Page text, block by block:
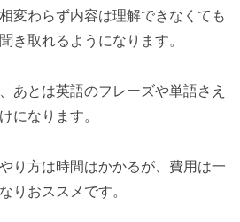
変わらず内容は理解できなくても
き取れるようになります。
あとは英語のフレーズや単語さえ
になります。
り方は時間はかかるが、費用は一
りおススメです。